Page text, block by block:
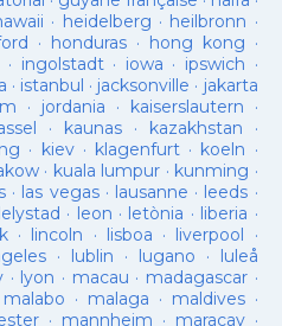
· heidelberg · heilbronn ·
· honduras· hong kong ·
· ingolstadt· iowa · ipswich ·
· istanbul · jacksonville · jakarta
· jordania · kaiserslautern ·
· kaunas· kazakhstan ·
· kiev· klagenfurt · koeln ·
· kuala lumpur · kunming ·
· las vegas· lausanne · leeds ·
lelystad · leon · letònia · liberia ·
· lincoln · lisboa · liverpool ·
· lublin · lugano · luleå
· lyon · macau · madagascar·
malabo · malaga · maldives·
· mannheim · maracay·